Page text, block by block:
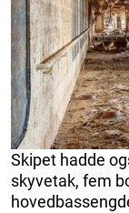
Skipet hadde
skyvetak, fem